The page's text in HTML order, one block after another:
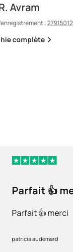
Avram
:
complète
Parfait 👍
Parfait 👍 merci
patricia audemard